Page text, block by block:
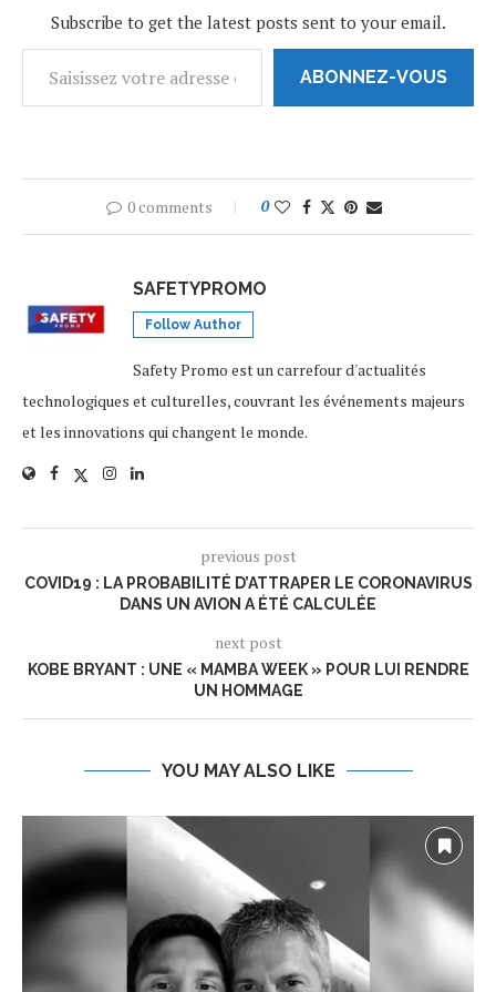
Subscribe to get the latest posts sent to your email.
ABONNEZ-VOUS
0 comments 0
SAFETYPROMO
Follow Author
Safety Promo est un carrefour d'actualités
technologiques et culturelles, couvrant les événements majeurs
et les innovations qui changent le monde.
previous post
COVID19 : LA PROBABILITÉ D’ATTRAPER LE CORONAVIRUS
DANS UN AVION A ÉTÉ CALCULÉE
next post
KOBE BRYANT : UNE « MAMBA WEEK » POUR LUI RENDRE
UN HOMMAGE
YOU MAY ALSO LIKE